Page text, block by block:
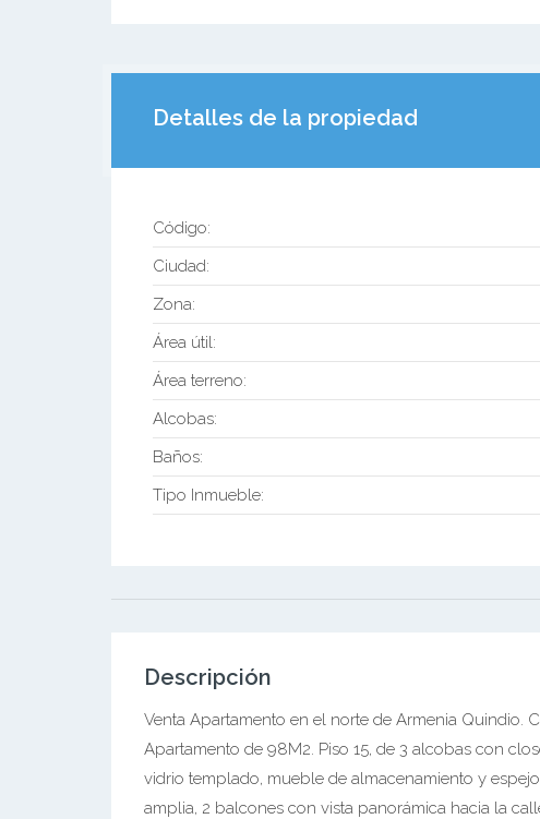
Detalles de la propiedad
Código:
Ciudad:
Zona:
Área útil:
Área terreno:
Alcobas:
Baños:
Tipo Inmueble:
Descripción
Venta Apartamento en el norte de Armenia Quindio.
Apartamento de 98M2. Piso 15, de 3 alcobas con
vidrio templado, mueble de almacenamiento y
amplia, 2 balcones con vista panorámica hacia la